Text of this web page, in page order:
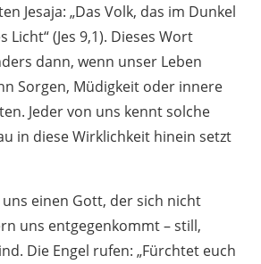
Jesaja: „Das Volk, das im Dunkel
Licht“ (Jes 9,1). Dieses Wort
dann, wenn unser Leben
Sorgen, Müdigkeit oder innere
Jeder von uns kennt solche
in diese Wirklichkeit hinein setzt
uns einen Gott, der sich nicht
uns entgegenkommt – still,
Die Engel rufen: „Fürchtet euch